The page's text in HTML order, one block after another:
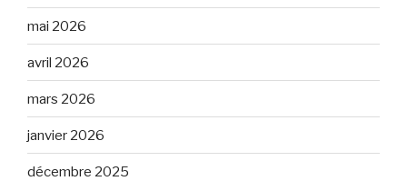
mai 2026
avril 2026
mars 2026
janvier 2026
décembre 2025